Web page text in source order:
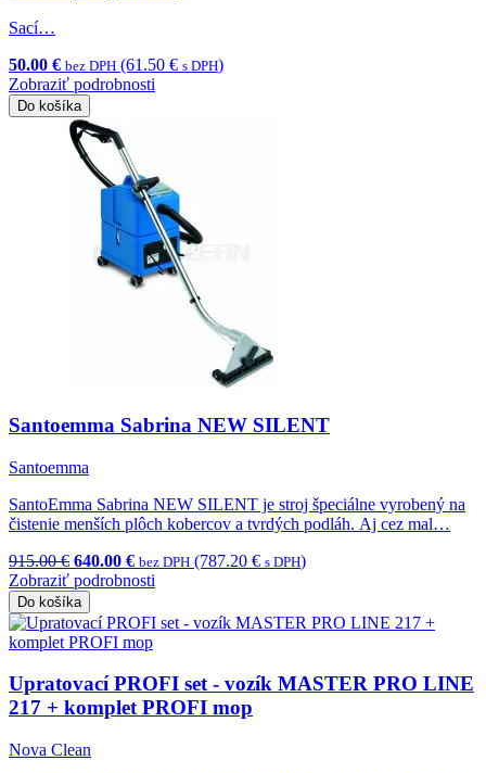
Sací…
50.00 € bez DPH (61.50 € s DPH)
Zobraziť podrobnosti
Do košíka
Santoemma Sabrina NEW SILENT
Santoemma
SantoEmma Sabrina NEW SILENT je stroj špeciálne vyrobený na
čistenie menších plôch kobercov a tvrdých podláh. Aj cez mal…
915.00 € 640.00 € bez DPH (787.20 € s DPH)
Zobraziť podrobnosti
Do košíka
Upratovací PROFI set - vozík MASTER PRO LINE
217 + komplet PROFI mop
Nova Clean